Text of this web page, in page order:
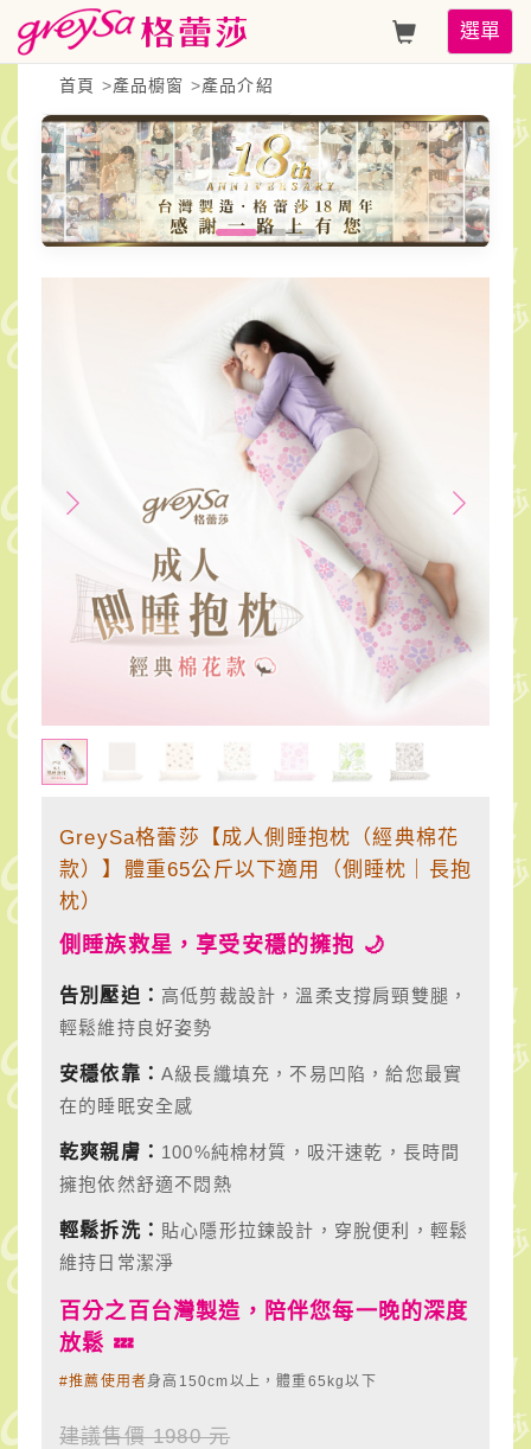
GreySa
格
蕾
莎
【成
人
側
睡
（經
典
款）】
體
重
公
斤
以
下
適
用
（側
睡
枕
｜
長
抱
枕）
Toggle
選單
首頁 >產品櫥窗 >產品介紹
GreySa格蕾莎【成人側睡抱枕（經典棉花
款）】體重65公斤以下適用（側睡枕｜長抱
枕）
側睡族救星，享受安穩的擁抱 🌙
告別壓迫： 高低剪裁設計，溫柔支撐肩頸雙腿，
輕鬆維持良好姿勢
安穩依靠： A級長纖填充，不易凹陷，給您最實
在的睡眠安全感
乾爽親膚： 100%純棉材質，吸汗速乾，長時間
擁抱依然舒適不悶熱
輕鬆拆洗： 貼心隱形拉鍊設計，穿脫便利，輕鬆
維持日常潔淨
百分之百台灣製造，陪伴您每一晚的深度
放鬆 💤
#推薦使用者身高150cm以上，體重65kg以下
建議售價 1980 元